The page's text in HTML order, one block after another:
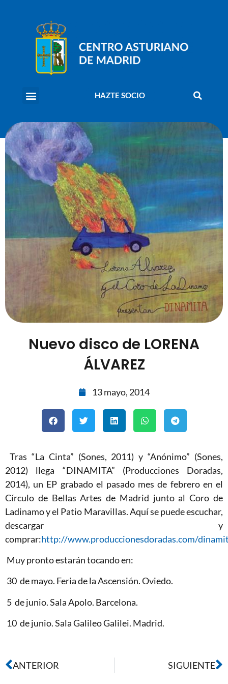
HAZTE SOCIO
Nuevo disco de LORENA
ÁLVAREZ
13 mayo, 2014
Tras “La Cinta” (Sones, 2011) y “Anónimo” (Sones,
2012) llega “DINAMITA” (Producciones Doradas,
2014), un EP grabado el pasado mes de febrero en el
Círculo de Bellas Artes de Madrid junto al Coro de
Ladinamo y el Patio Maravillas.Aquí se puede escuchar,
descargar y
comprar:http://www.produccionesdoradas.com/
Muy pronto estarán tocando en:
30 de mayo. Feria de la Ascensión. Oviedo.
5 de junio. Sala Apolo. Barcelona.
10 de junio. Sala Galileo Galilei. Madrid.
ANTERIOR SIGUIENTE